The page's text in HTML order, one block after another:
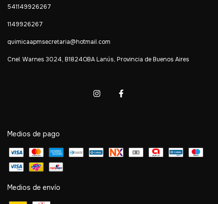
541149926267
1149926267
quimicaapmsecretaria@hotmail.com
Cnel. Warnes 3024, B1824OBA Lanús, Provincia de Buenos Aires
Medios de pago
Medios de envío